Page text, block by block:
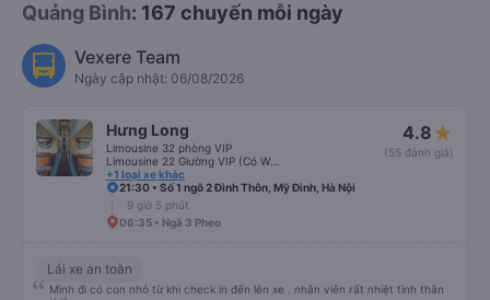
Quảng Bình: 167 chuyến mỗi ngày
Vexere Team
Ngày cập nhật: 06/08/2026
Hưng Long
Limousine 32 phòng VIP
+1 loại xe khác
4.8
(55 đánh giá)
21:30 • Số 1 ngõ 2 Đình Thôn, Mỹ Đình, Hà Nội
9 giờ 5 phút
06:35 • Ngã 3 Pheo
Lái xe an toàn
Mình đi có con nhỏ từ khi check in đến lên xe . nhân viên rất nhiệt tình thân